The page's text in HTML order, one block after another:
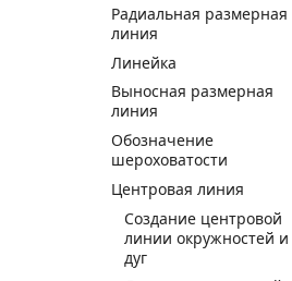
Радиальная размерная
линия
Линейка
Выносная размерная
линия
Обозначение
шероховатости
Центровая линия
Создание центровой
линии окружностей и
дуг